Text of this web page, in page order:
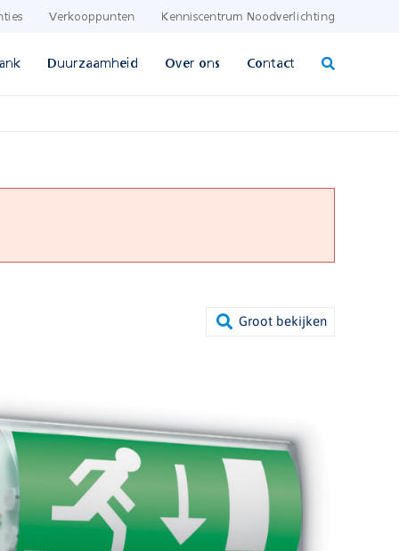
Verkooppunten Kenniscentrum Noodverlichting
Duurzaamheid Over ons Contact